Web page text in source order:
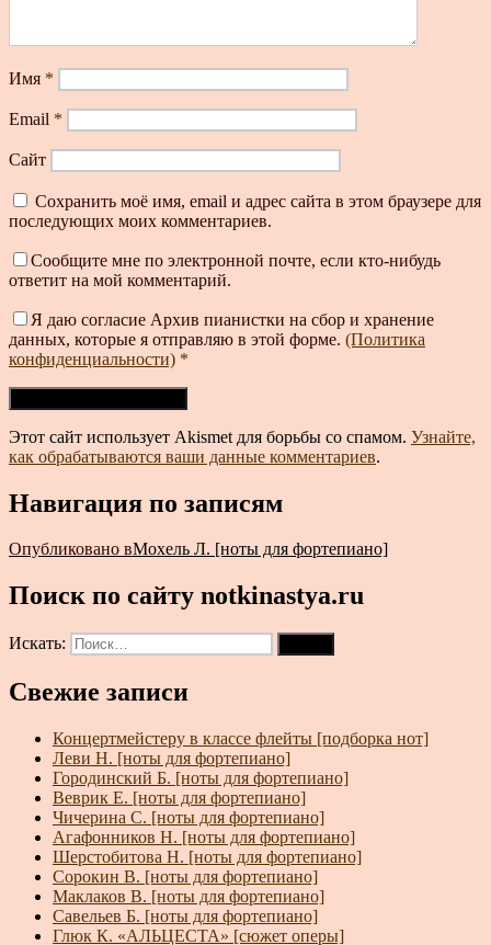
Имя *
Email *
Сайт
Сохранить моё имя, email и адрес сайта в этом браузере для
последующих моих комментариев.
Сообщите мне по электронной почте, если кто-нибудь
ответит на мой комментарий.
Я даю согласие Архив пианистки на сбор и хранение
данных, которые я отправляю в этой форме. (Политика
конфиденциальности) *
Этот сайт использует Akismet для борьбы со спамом. Узнайте,
как обрабатываются ваши данные комментариев.
Навигация по записям
Опубликовано вМохель Л. [ноты для фортепиано]
Поиск по сайту notkinastya.ru
Искать:
Свежие записи
Концертмейстеру в классе флейты [подборка нот]
Леви Н. [ноты для фортепиано]
Городинский Б. [ноты для фортепиано]
Веврик Е. [ноты для фортепиано]
Чичерина С. [ноты для фортепиано]
Агафонников Н. [ноты для фортепиано]
Шерстобитова Н. [ноты для фортепиано]
Сорокин В. [ноты для фортепиано]
Маклаков В. [ноты для фортепиано]
Савельев Б. [ноты для фортепиано]
Глюк К. «АЛЬЦЕСТА» [сюжет оперы]